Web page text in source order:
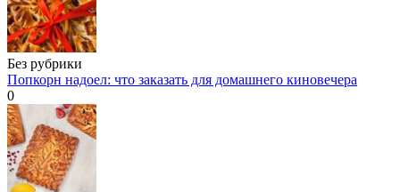
Без рубрики
Попкорн надоел: что заказать для домашнего киновечера
0